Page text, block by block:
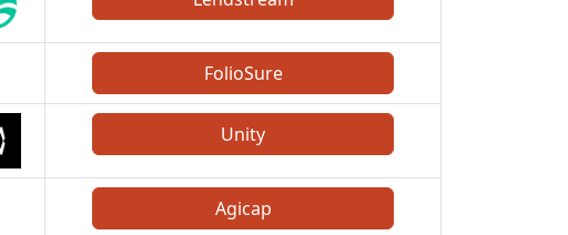
FolioSure
Unity
Agicap